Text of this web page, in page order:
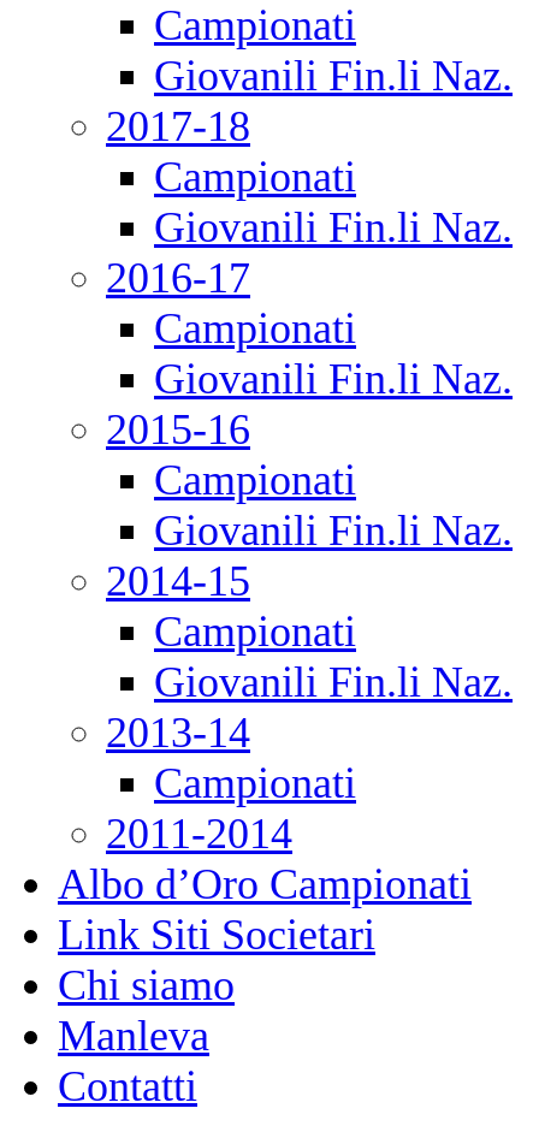
Campionati
Giovanili Fin.li Naz.
2017-18
Campionati
Giovanili Fin.li Naz.
2016-17
Campionati
Giovanili Fin.li Naz.
2015-16
Campionati
Giovanili Fin.li Naz.
2014-15
Campionati
Giovanili Fin.li Naz.
2013-14
Campionati
2011-2014
Albo d’Oro Campionati
Link Siti Societari
Chi siamo
Manleva
Contatti